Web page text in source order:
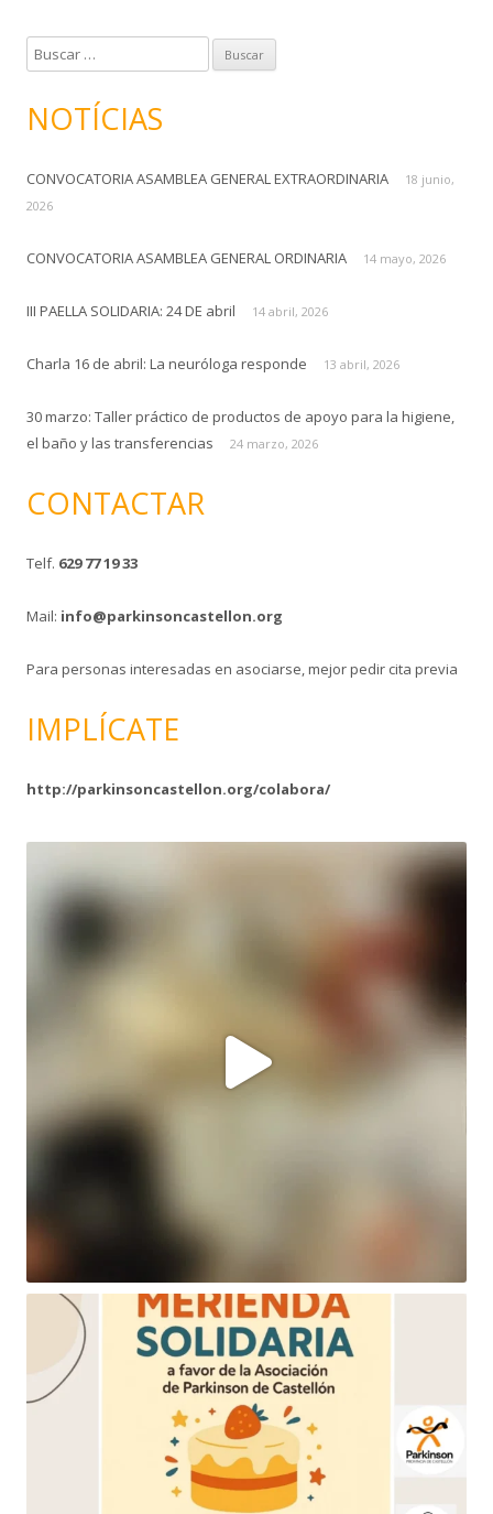
u
c
r
:
NOTÍCIAS
CONVOCATORIA ASAMBLEA GENERAL EXTRAORDINARIA
18 junio,
2026
CONVOCATORIA ASAMBLEA GENERAL ORDINARIA 14 mayo, 2026
III PAELLA SOLIDARIA: 24 DE abril 14 abril, 2026
Charla 16 de abril: La neuróloga responde 13 abril, 2026
30 marzo: Taller práctico de productos de apoyo para la higiene,
el baño y las transferencias
24 marzo, 2026
CONTACTAR
Telf. 629 77 19 33
Mail: info@parkinsoncastellon.org
Para personas interesadas en asociarse, mejor pedir cita previa
IMPLÍCATE
http://parkinsoncastellon.org/colabora/